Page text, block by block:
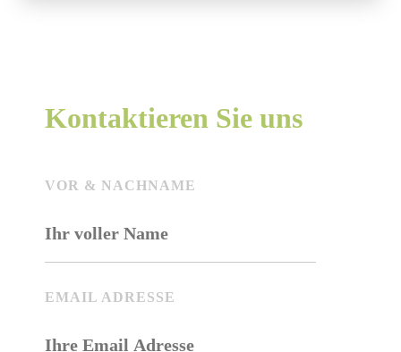
Kontaktieren Sie uns
VOR & NACHNAME
BITTE LASSE DIESES FELD LEER.
EMAIL ADRESSE